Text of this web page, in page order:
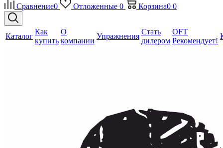
Сравнение0 Отложенные 0 Корзина0 0
Каталог
Как
купить
О
компании
Упражнения
Стать
дилером
OFT
Рекомендует!